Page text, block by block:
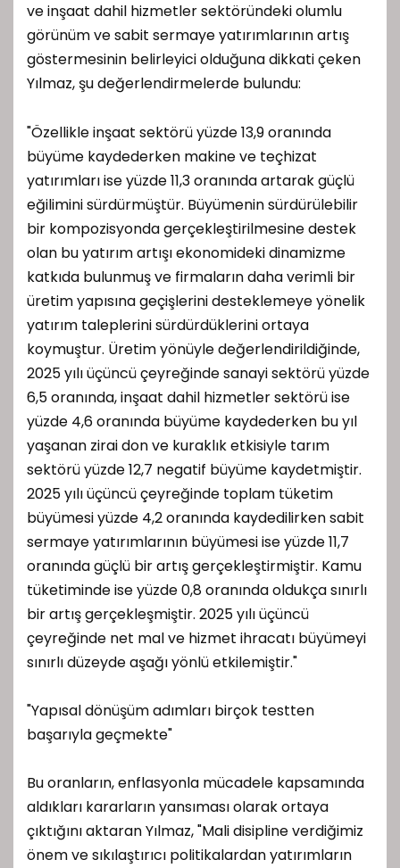
ve inşaat dahil hizmetler sektöründeki olumlu
görünüm ve sabit sermaye yatırımlarının artış
göstermesinin belirleyici olduğuna dikkati çeken
Yılmaz, şu değerlendirmelerde bulundu:
"Özellikle inşaat sektörü yüzde 13,9 oranında
büyüme kaydederken makine ve teçhizat
yatırımları ise yüzde 11,3 oranında artarak güçlü
eğilimini sürdürmüştür. Büyümenin sürdürülebilir
bir kompozisyonda gerçekleştirilmesine destek
olan bu yatırım artışı ekonomideki dinamizme
katkıda bulunmuş ve firmaların daha verimli bir
üretim yapısına geçişlerini desteklemeye yönelik
yatırım taleplerini sürdürdüklerini ortaya
koymuştur. Üretim yönüyle değerlendirildiğinde,
2025 yılı üçüncü çeyreğinde sanayi sektörü yüzde
6,5 oranında, inşaat dahil hizmetler sektörü ise
yüzde 4,6 oranında büyüme kaydederken bu yıl
yaşanan zirai don ve kuraklık etkisiyle tarım
sektörü yüzde 12,7 negatif büyüme kaydetmiştir.
2025 yılı üçüncü çeyreğinde toplam tüketim
büyümesi yüzde 4,2 oranında kaydedilirken sabit
sermaye yatırımlarının büyümesi ise yüzde 11,7
oranında güçlü bir artış gerçekleştirmiştir. Kamu
tüketiminde ise yüzde 0,8 oranında oldukça sınırlı
bir artış gerçekleşmiştir. 2025 yılı üçüncü
çeyreğinde net mal ve hizmet ihracatı büyümeyi
sınırlı düzeyde aşağı yönlü etkilemiştir."
"Yapısal dönüşüm adımları birçok testten
başarıyla geçmekte"
Bu oranların, enflasyonla mücadele kapsamında
aldıkları kararların yansıması olarak ortaya
çıktığını aktaran Yılmaz, "Mali disipline verdiğimiz
önem ve sıkılaştırıcı politikalardan yatırımların